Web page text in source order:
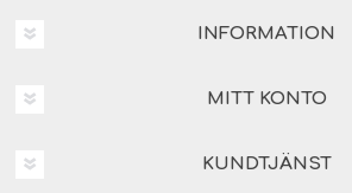
INFORMATION
MITT KONTO
KUNDTJÄNST